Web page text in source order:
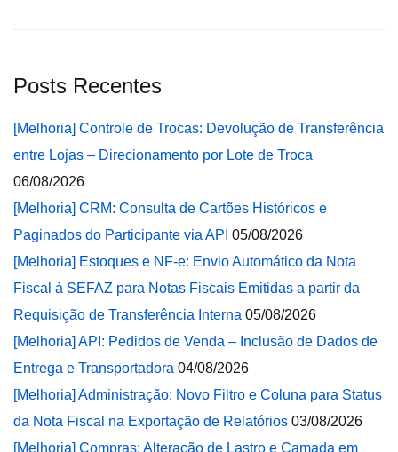
Posts Recentes
[Melhoria] Controle de Trocas: Devolução de Transferência
entre Lojas – Direcionamento por Lote de Troca
06/08/2026
[Melhoria] CRM: Consulta de Cartões Históricos e
Paginados do Participante via API 05/08/2026
[Melhoria] Estoques e NF-e: Envio Automático da Nota
Fiscal à SEFAZ para Notas Fiscais Emitidas a partir da
Requisição de Transferência Interna 05/08/2026
[Melhoria] API: Pedidos de Venda – Inclusão de Dados de
Entrega e Transportadora 04/08/2026
[Melhoria] Administração: Novo Filtro e Coluna para Status
da Nota Fiscal na Exportação de Relatórios 03/08/2026
[Melhoria] Compras: Alteração de Lastro e Camada em